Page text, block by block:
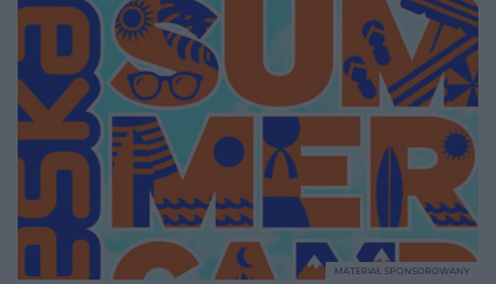
MATERIAŁ SPONSOROWANY